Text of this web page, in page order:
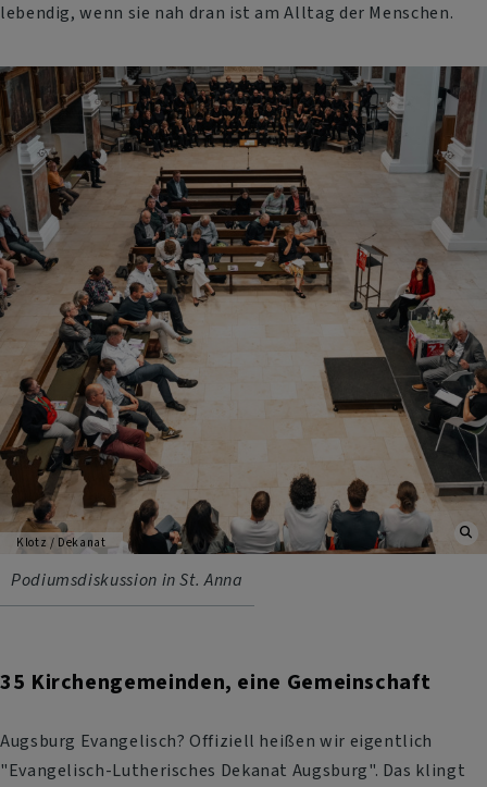
lebendig, wenn sie nah dran ist am Alltag der Menschen.
Klotz / Dekanat
Podiumsdiskussion in St. Anna
35 Kirchengemeinden, eine Gemeinschaft
Augsburg Evangelisch? Offiziell heißen wir eigentlich
"Evangelisch-Lutherisches Dekanat Augsburg". Das klingt